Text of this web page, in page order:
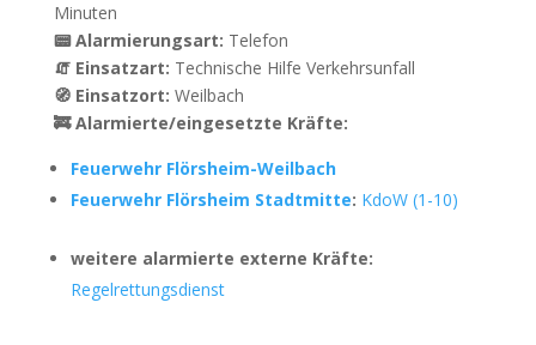
Minuten
📟 Alarmierungsart: Telefon
🧯 Einsatzart: Technische Hilfe Verkehrsunfall
🧭 Einsatzort: Weilbach
🚒 Alarmierte/eingesetzte Kräfte:
Feuerwehr Flörsheim-Weilbach
Feuerwehr Flörsheim Stadtmitte: KdoW (1-10)
weitere alarmierte externe Kräfte:
Regelrettungsdienst